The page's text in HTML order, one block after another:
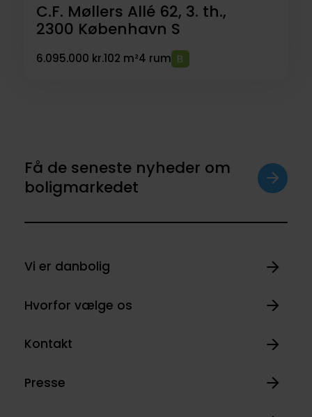
C.F. Møllers Allé 62, 3. th.,
2300 København S
6.095.000 kr.102 m²4 rum
Få de seneste nyheder om
boligmarkedet
Vi er danbolig
Hvorfor vælge os
Kontakt
Presse